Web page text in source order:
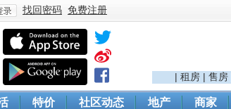
登
找回密码 免费注册
| 租房 | 售房
特价 社区动态 地产 商家